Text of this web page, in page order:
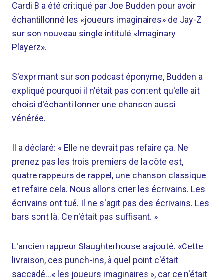
Cardi B a été critiqué par Joe Budden pour avoir
échantillonné les «joueurs imaginaires» de Jay-Z
sur son nouveau single intitulé «Imaginary
Playerz».
S'exprimant sur son podcast éponyme, Budden a
expliqué pourquoi il n'était pas content qu'elle ait
choisi d'échantillonner une chanson aussi
vénérée.
Il a déclaré: « Elle ne devrait pas refaire ça. Ne
prenez pas les trois premiers de la côte est,
quatre rappeurs de rappel, une chanson classique
et refaire cela. Nous allons crier les écrivains. Les
écrivains ont tué. Il ne s'agit pas des écrivains. Les
bars sont là. Ce n'était pas suffisant. »
L'ancien rappeur Slaughterhouse a ajouté: «Cette
livraison, ces punch-ins, à quel point c'était
saccadé…« les joueurs imaginaires », car ce n'était